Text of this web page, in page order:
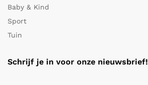
Baby & Kind
Sport
Tuin
Schrijf je in voor onze nieuwsbrief!